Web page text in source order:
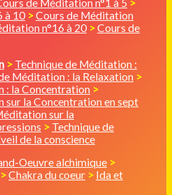
de Méditation n°1 à 5 >
à 10 >Cours de Méditation
n°16 à 20 >Cours de
> Technique de Méditation :
Méditation : la Relaxation >
: la Concentration >
sur la Concentration en sept
sur la
> Technique de
de la conscience
Oeuvre alchimique >
>Chakra du coeur > Ida et